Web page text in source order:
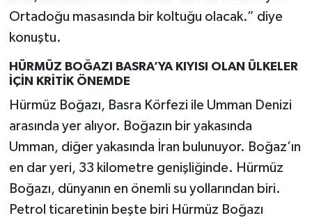
Ortadoğu masasında bir koltuğu olacak.” diye
konuştu.
HÜRMÜZ BOĞAZI BASRA’YA KIYISI OLAN ÜLKELER
İÇİN KRİTİK ÖNEMDE
Hürmüz Boğazı, Basra Körfezi ile Umman Denizi
arasında yer alıyor. Boğazın bir yakasında
Umman, diğer yakasında İran bulunuyor. Boğaz’ın
en dar yeri, 33 kilometre genişliğinde. Hürmüz
Boğazı, dünyanın en önemli su yollarından biri.
Petrol ticaretinin beşte biri Hürmüz Boğazı